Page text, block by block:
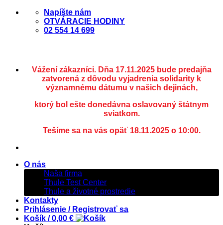
Skip
Napíšte nám
OTVÁRACIE HODINY
02 554 14 699
Vážení zákazníci. Dňa 17.11.2025 bude predajňa
zatvorená z dôvodu vyjadrenia solidarity k
významnému dátumu v našich dejinách,
ktorý bol ešte donedávna oslavovaný štátnym
sviatkom.
Tešíme sa na vás opäť 18.11.2025 o 10:00.
O nás
Naša firma
Thule Test Center
Thule a životné prostredie
Kontakty
Prihlásenie / Registrovať sa
Košík /0,00 €